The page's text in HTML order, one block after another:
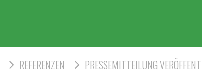
REFERENZEN PRESSEMITTEILUNG